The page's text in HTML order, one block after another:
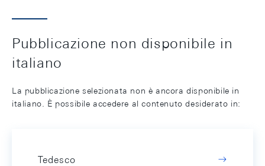
Pubblicazione non disponibile in
italiano
La pubblicazione selezionata non è ancora disponibile in
italiano. È possibile accedere al contenuto desiderato in:
Tedesco